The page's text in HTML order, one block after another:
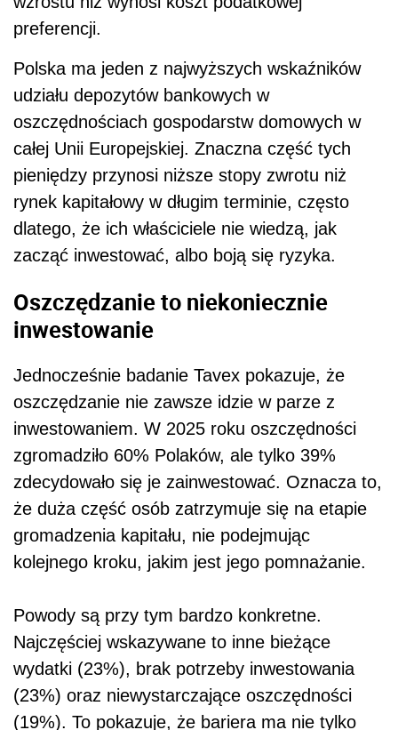
preferencji.
Polska ma jeden z najwyższych wskaźników
udziału depozytów bankowych w
oszczędnościach gospodarstw domowych w
całej Unii Europejskiej. Znaczna część tych
pieniędzy przynosi niższe stopy zwrotu niż
rynek kapitałowy w długim terminie, często
dlatego, że ich właściciele nie wiedzą, jak
zacząć inwestować, albo boją się ryzyka.
Oszczędzanie to niekoniecznie
inwestowanie
Jednocześnie badanie Tavex pokazuje, że
oszczędzanie nie zawsze idzie w parze z
inwestowaniem. W 2025 roku oszczędności
zgromadziło 60% Polaków, ale tylko 39%
zdecydowało się je zainwestować. Oznacza to,
że duża część osób zatrzymuje się na etapie
gromadzenia kapitału, nie podejmując
kolejnego kroku, jakim jest jego pomnażanie.
Powody są przy tym bardzo konkretne.
Najczęściej wskazywane to inne bieżące
wydatki (23%), brak potrzeby inwestowania
(23%) oraz niewystarczające oszczędności
(19%). To pokazuje, że bariera ma nie tylko